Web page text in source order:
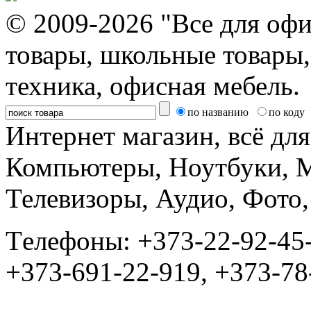
© 2009-2026 "Все для
товары, школьные
техника, офисная мебель.
по названию по коду
Интернет магазин, всё
Компьютеры, Ноутбуки,
Телевизоры, Аудио,
Tелефоны: +373-22-92-
+373-691-22-919, +373-